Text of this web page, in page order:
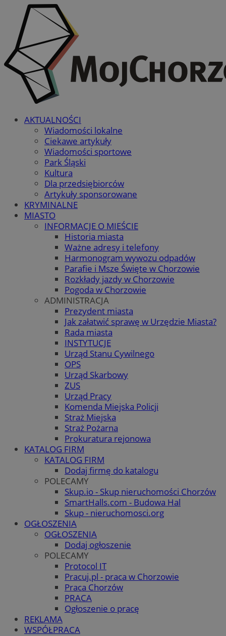
AKTUALNOŚCI
Wiadomości lokalne
Ciekawe artykuły
Wiadomości sportowe
Park Śląski
Kultura
Dla przedsiębiorców
Artykuły sponsorowane
KRYMINALNE
MIASTO
INFORMACJE O MIEŚCIE
Historia miasta
Ważne adresy i telefony
Harmonogram wywozu odpadów
Parafie i Msze Święte w Chorzowie
Rozkłady jazdy w Chorzowie
Pogoda w Chorzowie
ADMINISTRACJA
Prezydent miasta
Jak załatwić sprawę w Urzędzie Miasta?
Rada miasta
INSTYTUCJE
Urząd Stanu Cywilnego
OPS
Urząd Skarbowy
ZUS
Urząd Pracy
Komenda Miejska Policji
Straż Miejska
Straż Pożarna
Prokuratura rejonowa
KATALOG FIRM
KATALOG FIRM
Dodaj firmę do katalogu
POLECAMY
Skup.io - Skup nieruchomości Chorzów
SmartHalls.com - Budowa Hal
Skup - nieruchomosci.org
OGŁOSZENIA
OGŁOSZENIA
Dodaj ogłoszenie
POLECAMY
Protocol IT
Pracuj.pl - praca w Chorzowie
Praca Chorzów
PRACA
Ogłoszenie o pracę
REKLAMA
WSPÓŁPRACA